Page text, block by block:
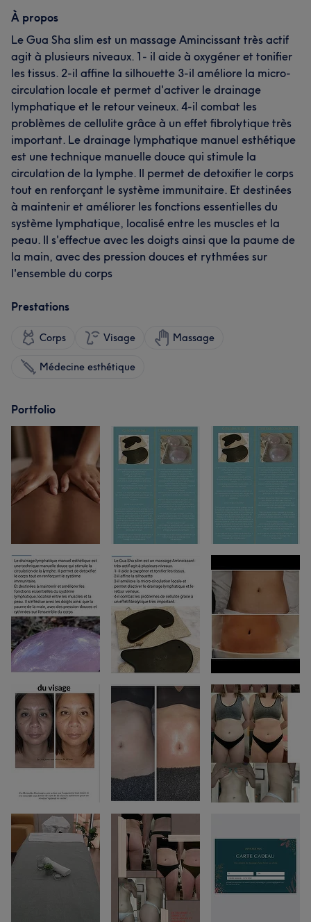
À propos
Le Gua Sha slim est un massage Amincissant très actif
agit à plusieurs niveaux. 1- il aide à oxygéner et tonifier
les tissus. 2-il affine la silhouette 3-il améliore la micro-
circulation locale et permet d'activer le drainage
lymphatique et le retour veineux. 4-il combat les
problèmes de cellulite grâce à un effet fibrolytique très
important. Le drainage lymphatique manuel esthétique
est une technique manuelle douce qui stimule la
circulation de la lymphe. Il permet de detoxifier le corps
tout en renforçant le système immunitaire. Et destinées
à maintenir et améliorer les fonctions essentielles du
système lymphatique, localisé entre les muscles et la
peau. Il s'effectue avec les doigts ainsi que la paume de
la main, avec des pression douces et rythmées sur
l'ensemble du corps
Prestations
Corps Visage Massage
Médecine esthétique
Portfolio